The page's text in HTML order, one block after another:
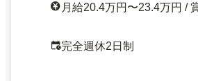
月給20.4万円〜23.4万円 /
完全週休2日制